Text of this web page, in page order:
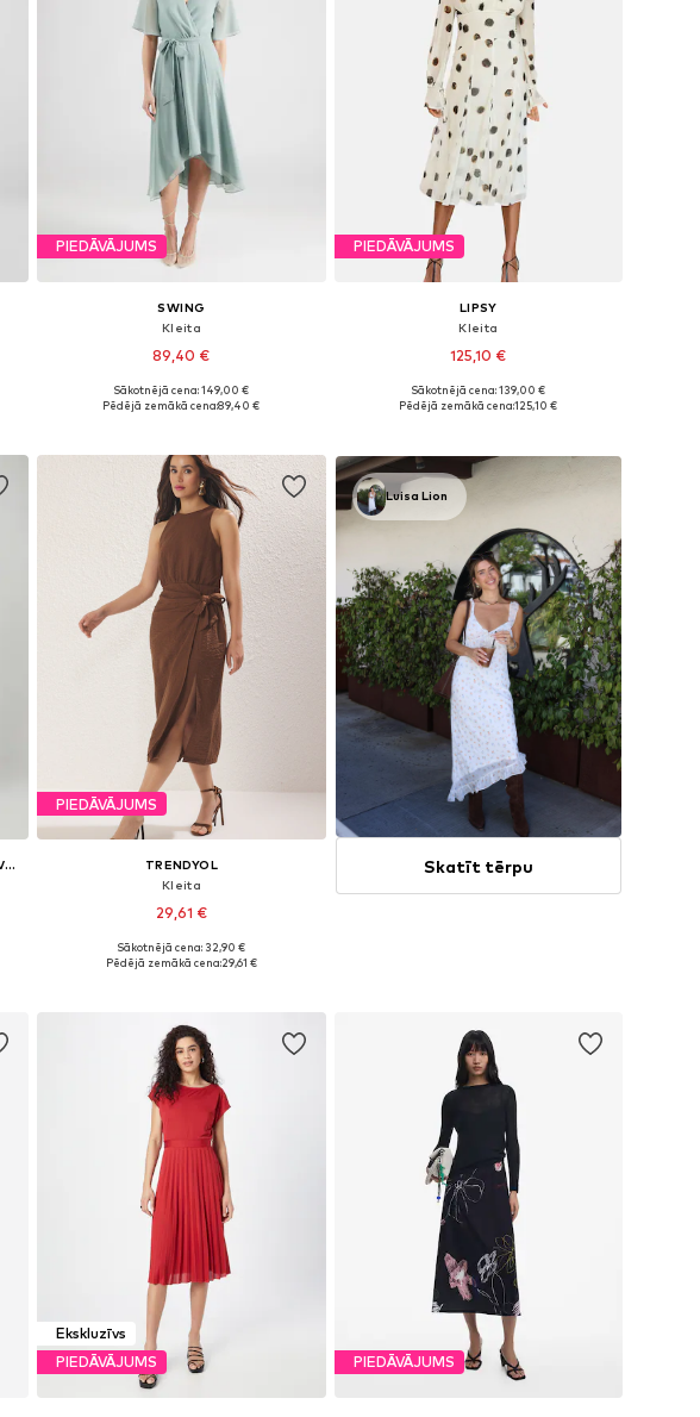
PIEDĀVĀJUMS
SWING
Kleita
89,40 €
Pieejams daudzos izmēros
Sākotnējā cena: 149,00 €
Pēdējā zemākā cena:89,40 €
PIEDĀVĀJUMS
LIPSY
Kleita
125,10 €
Pieejamie izmēri: 36, 38, 40, 42
Sākotnējā cena: 139,00 €
Pēdējā zemākā cena:125,10 €
DAAHLS BY EMMA ROBERTS EXCLUSIVELY FOR ABOUT YOU
PIEDĀVĀJUMS
TRENDYOL
Kleita
29,61 €
Pieejamie izmēri: 34, 36, 38, 40
Sākotnējā cena: 32,90 €
Pēdējā zemākā cena:29,61 €
Luisa Lion
Skatīt tērpu
Ekskluzīvs
PIEDĀVĀJUMS
PIEDĀVĀJUMS